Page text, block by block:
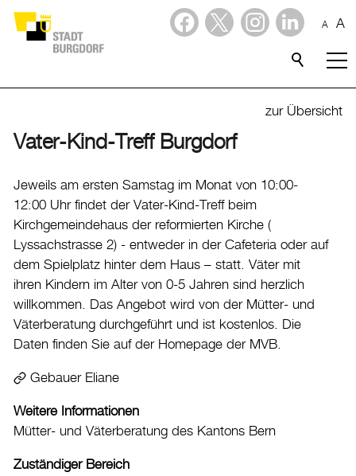
A A
Verwaltung & Politik
Verwaltung
Stadtverwaltung
Organigramm
Mitarbeitende
Onlineschalter
Dienstleistungen
Formulare
Datenschutz
Leitbild
Jobs & Karriere
zur Übersicht
Vater-Kind-Treff Burgdorf
Jeweils am ersten Samstag im Monat von 10:00-
12:00 Uhr findet der Vater-Kind-Treff beim
Kirchgemeindehaus der reformierten Kirche (
Lyssachstrasse 2) - entweder in der Cafeteria oder auf
dem Spielplatz hinter dem Haus – statt. Väter mit
ihren Kindern im Alter von 0-5 Jahren sind herzlich
willkommen. Das Angebot wird von der Mütter- und
Väterberatung durchgeführt und ist kostenlos. Die
Daten finden Sie auf der Homepage der MVB.
Gebauer Eliane
Weitere Informationen
Mütter- und Väterberatung des Kantons Bern
Zuständiger Bereich